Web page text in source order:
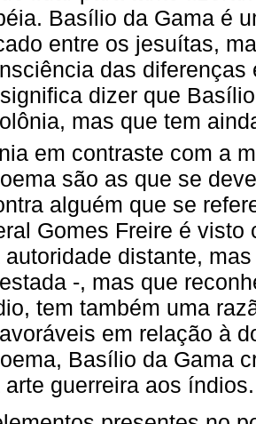
Basílio da Gama é
entre os jesuítas,
das
dizer que
mas que tem
em contraste com a
são as que se
alguém que se
Gomes Freire é
autoridade distante,
-, mas que
tem também uma
em relação à
Basílio da Gama
arte guerreira aos índios.